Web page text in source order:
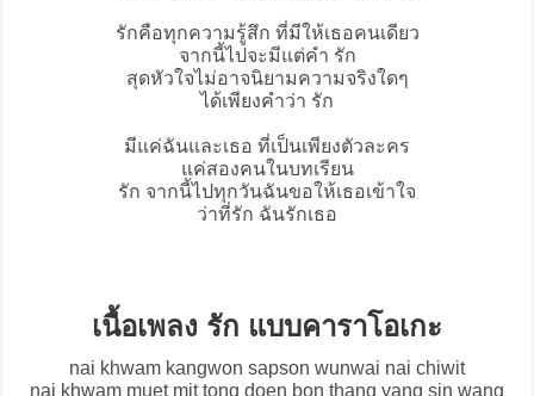
รักคือทุกความรู้สึก ที่มีให้เธอคนเดียว
จากนี้ไปจะมีแต่คำ รัก
สุดหัวใจไม่อาจนิยามความจริงใดๆ
ได้เพียงคำว่า รัก
มีแค่ฉันและเธอ ที่เป็นเพียงตัวละคร
แค่สองคนในบทเรียน
รัก จากนี้ไปทุกวันฉันขอให้เธอเข้าใจ
ว่าที่รัก ฉันรักเธอ
เนื้อเพลง รัก แบบคาราโอเกะ
nai khwam kangwon sapson wunwai nai chiwit
nai khwam muet mit tong doen bon thang yang sin wang